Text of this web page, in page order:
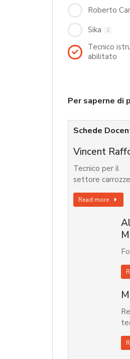
Roberto
Sika 1
Tecnico
abilitato
Per saperne di
Schede
Vincent
Tecnico per il
settore
Read more